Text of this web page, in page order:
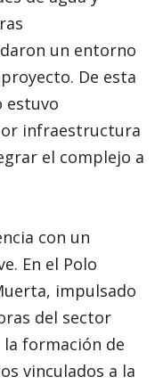
un entorno
De esta
estuvo
infraestructura
el complejo a
con un
En el Polo
impulsado
del sector
formación de
vinculados a la